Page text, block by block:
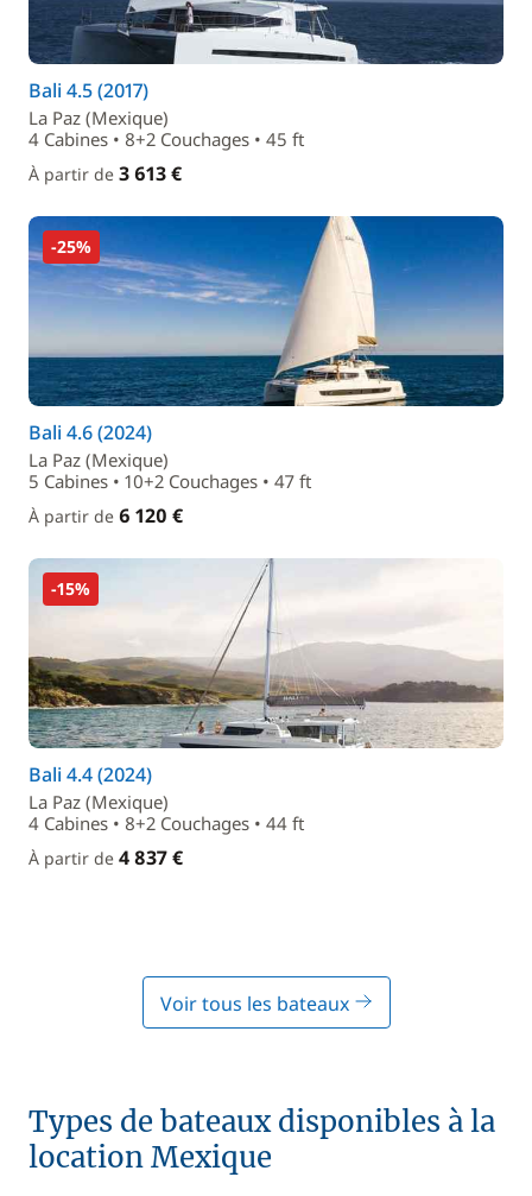
Bali 4.5 (2017)
La Paz (Mexique)
4 Cabines • 8+2 Couchages • 45 ft
À partir de 3 613 €
-25%
Bali 4.6 (2024)
La Paz (Mexique)
5 Cabines • 10+2 Couchages • 47 ft
À partir de 6 120 €
-15%
Bali 4.4 (2024)
La Paz (Mexique)
4 Cabines • 8+2 Couchages • 44 ft
À partir de 4 837 €
Voir tous les bateaux
Types de bateaux disponibles à la
location Mexique